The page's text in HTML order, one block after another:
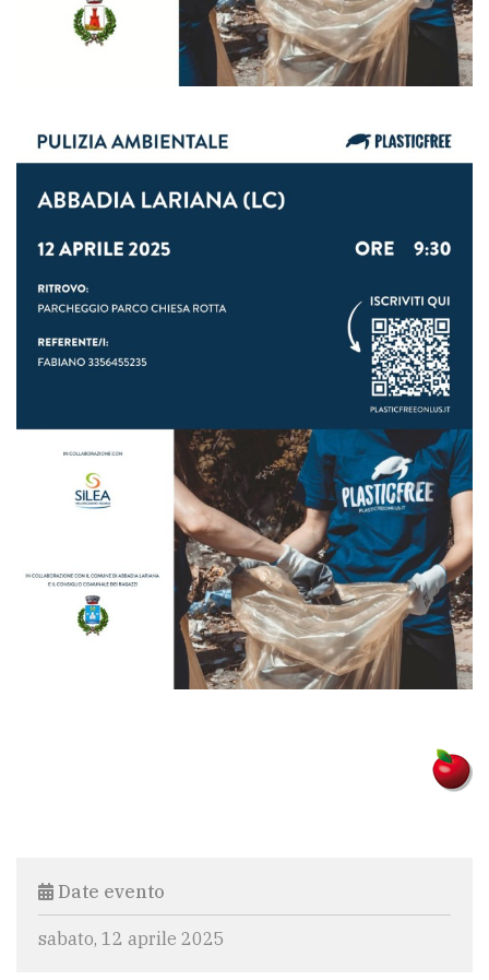
Date evento
sabato, 12 aprile 2025